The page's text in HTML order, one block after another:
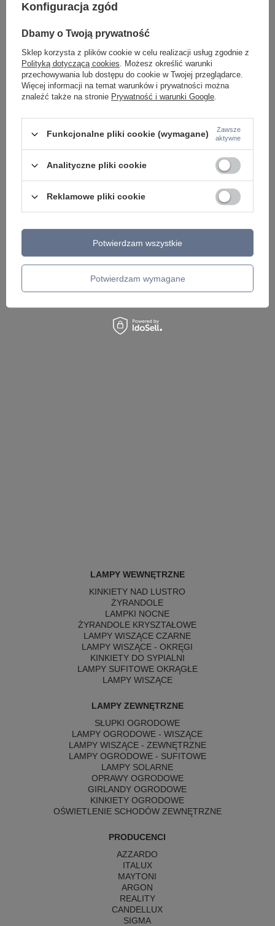
Lampa sufitowa plafon liniowy
116cm Astar M 1xLED czarny
CL0105-36-BK Yaskr
Cienka czarna lampa wisząca
rurka do łazienki Elin 1xLED 3000K
IP44 PL0123-BK Yaskr
Lampa wisząca cienka złota tuba
do łazienki Elin 1xLED 3000K IP44
Białe oczko podtynkowe Cirro LED
142,00 zł
LAMPY WEWNĘTRZNE
KINKIETY NAD LUSTRO
ŻYRANDOLE
LAMPKI NOCNE
ŻYRANDOLE KRYSZTAŁOWE
LAMPY WISZĄCE CZARNE
LAMPY WISZĄCE - OKRĘGI
KINKIETY DO SYPIALNI
LAMPY SUFITOWE OKRĄGŁE
LAMPY WISZĄCE
LAMPY ZEWNĘTRZNE
SŁUPKI OGRODOWE
LAMPY OGRODOWE - WISZĄCE
LAMPY WISZĄCE - ZEWNĘTRZNE
LAMPY OGRODOWE - SUFITOWE
LAMPY SOLARNE
OPRAWY OGRODOWE
GIRLANDY OGRODOWE
KINKIETY OGRODOWE
OŚWIETLENIE SCHODÓW ZEWNĘTRZNE
PRODUCENCI
AZZARDO
ITALUX
MAYTONI
ARGON
REALITY
CANDELLUX
SIGMA
Konfiguracja zgód
Dbamy o Twoją prywatność
Sklep korzysta z plików cookie w celu realizacji usług zgodnie z
Polityką dotyczącą cookies. Możesz określić warunki
przechowywania lub dostępu do cookie w Twojej przeglądarce.
Więcej informacji na temat warunków i prywatności można
znaleźć także na stronie Prywatność i warunki Google.
Funkcjonalne pliki cookie (wymagane)
Zawsze
aktywne
Analityczne pliki cookie
Reklamowe pliki cookie
Potwierdzam wymagane
Potwierdzam wszystkie